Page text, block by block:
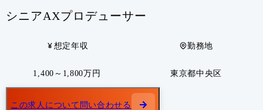
シニアAXプロデューサー
想定年収
1,400～1,800万円
勤務地
東京都中央区
この求人について問い合わせる